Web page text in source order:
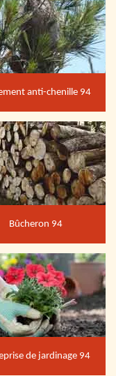
anti-chenille 94
Bûcheron 94
de jardinage 94